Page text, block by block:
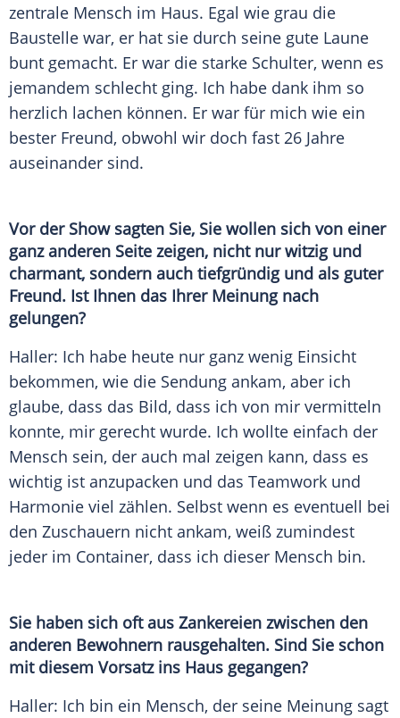
zentrale Mensch im Haus. Egal wie grau die
Baustelle war, er hat sie durch seine gute Laune
bunt gemacht. Er war die starke Schulter, wenn es
jemandem schlecht ging. Ich habe dank ihm so
herzlich lachen können. Er war für mich wie ein
bester Freund, obwohl wir doch fast 26 Jahre
auseinander sind.
Vor der Show sagten Sie, Sie wollen sich von einer
ganz anderen Seite zeigen, nicht nur witzig und
charmant, sondern auch tiefgründig und als guter
Freund. Ist Ihnen das Ihrer Meinung nach
gelungen?
Haller: Ich habe heute nur ganz wenig Einsicht
bekommen, wie die Sendung ankam, aber ich
glaube, dass das Bild, dass ich von mir vermitteln
konnte, mir gerecht wurde. Ich wollte einfach der
Mensch sein, der auch mal zeigen kann, dass es
wichtig ist anzupacken und das Teamwork und
Harmonie viel zählen. Selbst wenn es eventuell bei
den Zuschauern nicht ankam, weiß zumindest
jeder im Container, dass ich dieser Mensch bin.
Sie haben sich oft aus Zankereien zwischen den
anderen Bewohnern rausgehalten. Sind Sie schon
mit diesem Vorsatz ins Haus gegangen?
Haller: Ich bin ein Mensch, der seine Meinung sagt